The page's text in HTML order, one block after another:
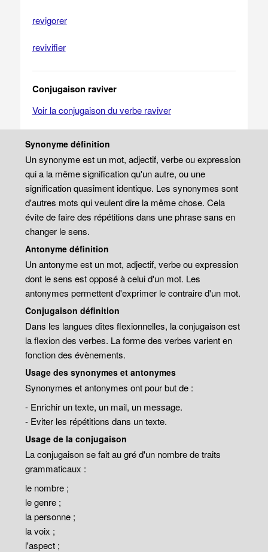
revigorer
revivifier
Conjugaison raviver
Voir la conjugaison du verbe raviver
Synonyme définition
Un synonyme est un mot, adjectif, verbe ou expression
qui a la même signification qu'un autre, ou une
signification quasiment identique. Les synonymes sont
d'autres mots qui veulent dire la même chose. Cela
évite de faire des répétitions dans une phrase sans en
changer le sens.
Antonyme définition
Un antonyme est un mot, adjectif, verbe ou expression
dont le sens est opposé à celui d'un mot. Les
antonymes permettent d'exprimer le contraire d'un mot.
Conjugaison définition
Dans les langues dîtes flexionnelles, la conjugaison est
la flexion des verbes. La forme des verbes varient en
fonction des évènements.
Usage des synonymes et antonymes
Synonymes et antonymes ont pour but de :
- Enrichir un texte, un mail, un message.
- Eviter les répétitions dans un texte.
Usage de la conjugaison
La conjugaison se fait au gré d'un nombre de traits
grammaticaux :
le nombre ;
le genre ;
la personne ;
la voix ;
l'aspect ;